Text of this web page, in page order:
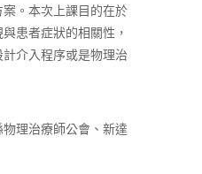
。本次上課目的在於
患者症狀的相關性，
介入程序或是物理治
理治療師公會、新達